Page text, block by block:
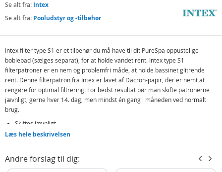
Se alt fra: Intex
Se alt fra: Pooludstyr og -tilbehør
Intex filter type S1 er et tilbehør du må have til dit PureSpa oppustelige
boblebad (sælges separat), for at holde vandet rent. Intex type S1
filterpatroner er en nem og problemfri måde, at holde bassinet glitrende
rent. Denne filterpatron fra Intex er lavet af Dacron-papir, der er nemt at
rengøre for optimal filtrering. For bedst resultat bør man skifte patronerne
jævnligt, gerne hver 14. dag, men mindst én gang i måneden ved normalt
brug.
Skiftes jævnligt
Kompatibel med Intex PureSpa Greywood Deluxe - 4 og 6 personer
Indeholder:
6 filter type S1
Læs hele beskrivelsen
Andre forslag til dig: